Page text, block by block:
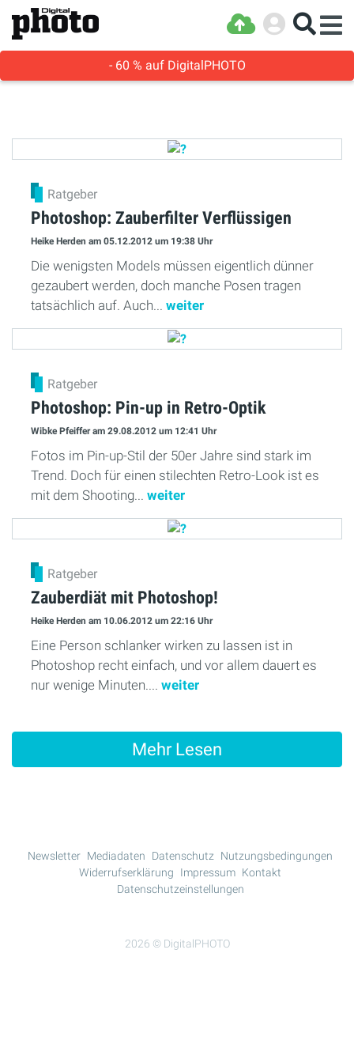
- 60 % auf DigitalPHOTO
Ratgeber
Photoshop: Zauberfilter Verflüssigen
Heike Herden am 05.12.2012 um 19:38 Uhr
Die wenigsten Models müssen eigentlich dünner
gezaubert werden, doch manche Posen tragen
tatsächlich auf. Auch... weiter
Ratgeber
Photoshop: Pin-up in Retro-Optik
Wibke Pfeifferam 29.08.2012 um 12:41 Uhr
Fotos im Pin-up-Stil der 50er Jahre sind stark im
Trend. Doch für einen stilechten Retro-Look ist es
mit dem Shooting... weiter
Ratgeber
Zauberdiät mit Photoshop!
Heike Herden am 10.06.2012 um 22:16 Uhr
Eine Person schlanker wirken zu lassen ist in
Photoshop recht einfach, und vor allem dauert es
nur wenige Minuten.... weiter
Mehr Lesen
2026 © DigitalPHOTO
Newsletter Mediadaten Datenschutz
Nutzungsbedingungen
Widerrufserklärung
Impressum Kontakt
Datenschutzeinstellungen